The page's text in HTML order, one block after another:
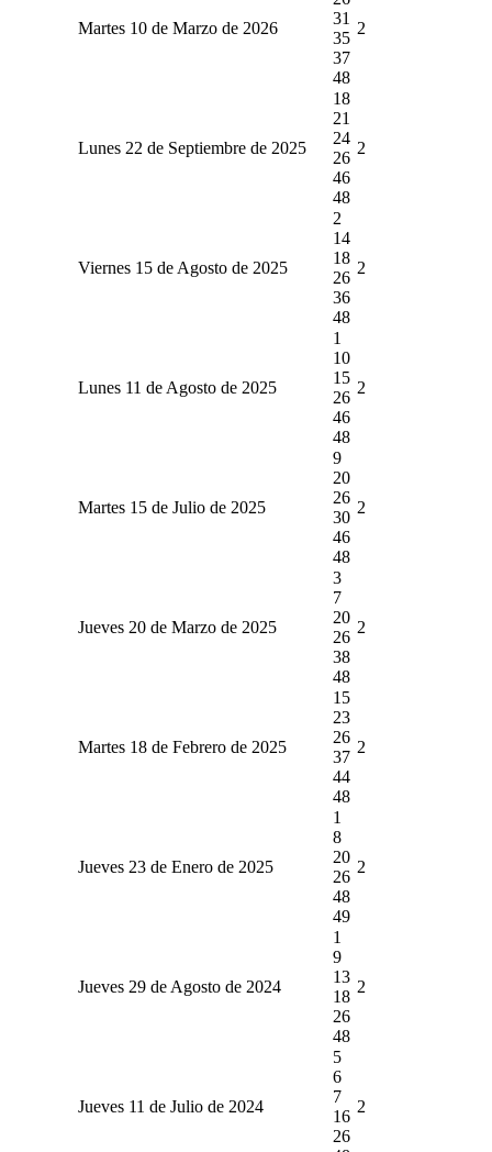
Martes 10 de Marzo de 2026
31
35
37
48
2
Lunes 22 de Septiembre de 2025
18
21
24
26
46
48
2
Viernes 15 de Agosto de 2025
2
14
18
26
36
48
2
Lunes 11 de Agosto de 2025
1
10
15
26
46
48
2
Martes 15 de Julio de 2025
9
20
26
30
46
48
2
Jueves 20 de Marzo de 2025
3
7
20
26
38
48
2
Martes 18 de Febrero de 2025
15
23
26
37
44
48
2
Jueves 23 de Enero de 2025
1
8
20
26
48
49
2
Jueves 29 de Agosto de 2024
1
9
13
18
26
48
2
Jueves 11 de Julio de 2024
5
6
7
16
26
2